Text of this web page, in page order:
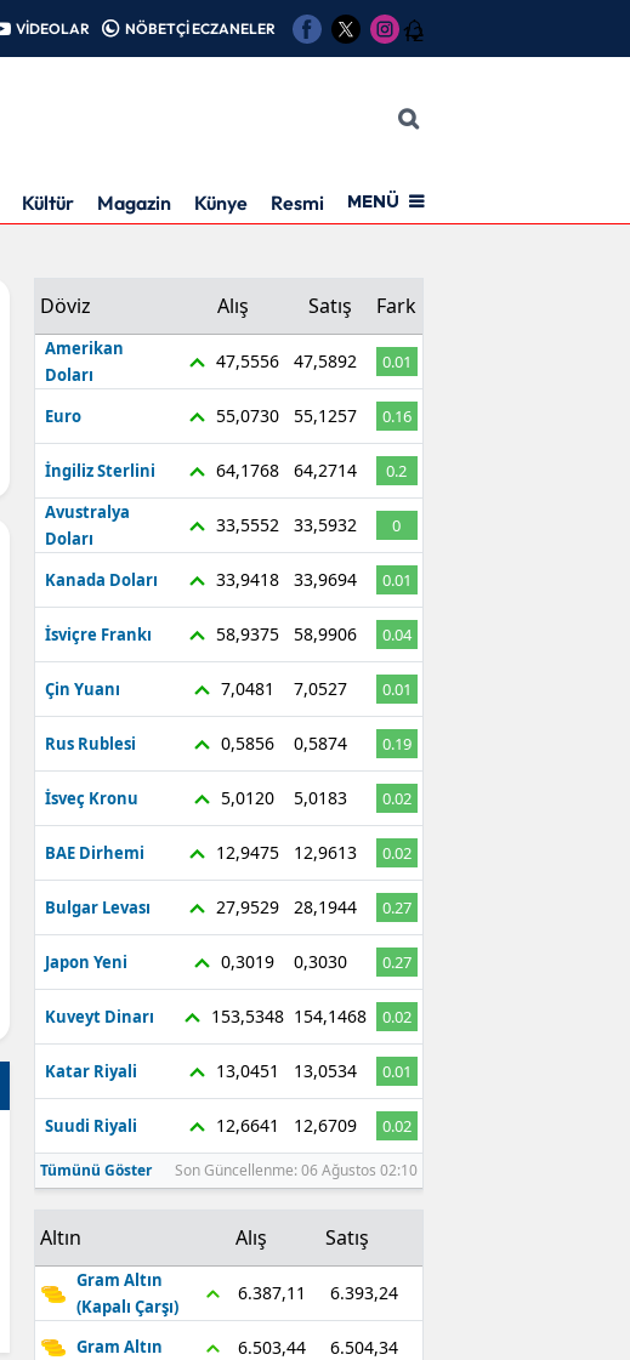
VİDEOLAR NÖBETÇİ ECZANELER 12
Kültür Magazin Künye Resmi İlanMENÜ
Döviz Alış Satış Fark
Amerikan
Doları
47,5556 47,5892 0.01
Euro 55,0730 55,1257 0.16
İngiliz Sterlini 64,1768 64,2714
0.2
Avustralya
Doları
33,5552 33,5932 0
Kanada Doları 33,9418 33,9694 0.01
İsviçre Frankı 58,9375 58,9906 0.04
Çin Yuanı 7,0481 7,0527 0.01
Rus Rublesi 0,5856 0,5874 0.19
İsveç Kronu 5,0120 5,0183 0.02
BAE Dirhemi 12,9475 12,9613 0.02
Bulgar Levası 27,9529 28,1944 0.27
Japon Yeni 0,3019 0,3030 0.27
Kuveyt Dinarı 153,5348 154,1468 0.02
Katar Riyali 13,0451 13,0534 0.01
Suudi Riyali 12,6641 12,6709 0.02
Tümünü Göster Son Güncellenme: 06 Ağustos 02:10
Altın Alış Satış
Gram Altın
(Kapalı Çarşı)
6.387,11 6.393,24
Gram Altın 6.503,44 6.504,34